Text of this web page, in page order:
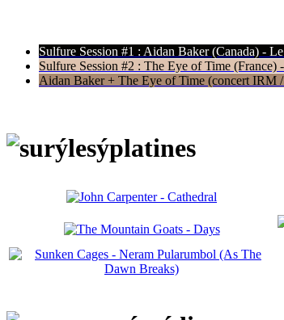
Sulfure Session #1 : Aidan Baker (Canada) -
Sulfure Session #2 : The Eye of Time (France)
Aidan Baker + The Eye of Time (concert IRM